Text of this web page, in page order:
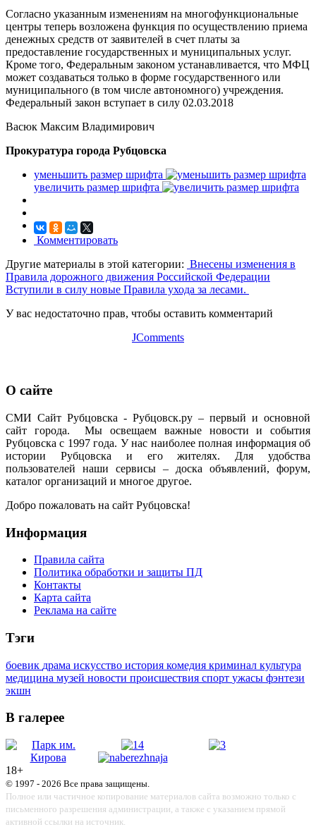
Согласно указанным изменениям на многофункциональные
центры теперь возложена функция по осуществлению приема
денежных средств от заявителей в счет платы за
предоставление государственных и муниципальных услуг.
Кроме того, Федеральным законом устанавливается, что МФЦ
может создаваться только в форме государственного или
муниципального (в том числе автономного) учреждения.
Федеральный закон вступает в силу 02.03.2018
Васюк Максим Владимирович
Прокуратура города Рубцовска
уменьшить размер шрифта
увеличить размер шрифта
Комментировать
Другие материалы в этой категории: Внесены изменения в
Правила дорожного движения Российской Федерации
Вступили в силу новые Правила ухода за лесами.
У вас недостаточно прав, чтобы оставить комментарий
JComments
О сайте
СМИ Сайт Рубцовска - Рубцовск.ру – первый и основной
сайт города. Мы освещаем важные новости и события
Рубцовска с 1997 года. У нас наиболее полная информация об
истории Рубцовска и его жителях. Для удобства
пользователей наши сервисы – доска объявлений, форум,
каталог организаций и многое другое.
Добро пожаловать на сайт Рубцовска!
Информация
Правила сайта
Политика обработки и защиты ПД
Контакты
Карта сайта
Реклама на сайте
Тэги
боевик драма искусство история комедия криминал культура
медицина музей новости происшествия спорт ужасы фэнтези
экшн
В галерее
18+
© 1997 - 2026 Все права защищены.
Полное или частичное копирование материалов сайта возможно только с
письменного разрешения администрации, а также с указанием прямой
активной ссылки на источник.